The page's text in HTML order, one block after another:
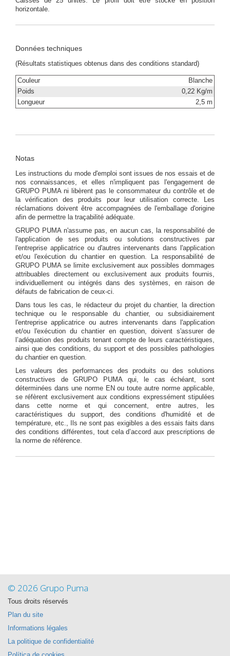
horizontale.
Données techniques
(Résultats statistiques obtenus dans des conditions standard)
Couleur
Blanche
Poids
0,22 Kg/m
Longueur
2,5 m
Notas
Les instructions du mode d'emploi sont issues de nos essais et de
nos connaissances, et elles n'impliquent pas l'engagement de
GRUPO PUMA ni libèrent pas le consommateur du contrôle et de
la vérification des produits pour leur utilisation correcte. Les
réclamations doivent être accompagnées de l'emballage d'origine
afin de permettre la traçabilité adéquate.
GRUPO PUMA n'assume pas, en aucun cas, la responsabilité de
l'application de ses produits ou solutions constructives par
l'entreprise applicatrice ou d'autres intervenants dans l'application
et/ou l'exécution du chantier en question. La responsabilité de
GRUPO PUMA se limite exclusivement aux possibles dommages
attribuables directement ou exclusivement aux produits fournis,
individuellement ou intégrés dans des systèmes, en raison de
défauts de fabrication de ceux-ci.
Dans tous les cas, le rédacteur du projet du chantier, la direction
technique ou le responsable du chantier, ou subsidiairement
l'entreprise applicatrice ou autres intervenants dans l'application
et/ou l'exécution du chantier en question, doivent s'assurer de
l’adéquation des produits tenant compte de leurs caractéristiques,
ainsi que des conditions, du support et des possibles pathologies
du chantier en question.
Les valeurs des performances des produits ou des solutions
constructives de GRUPO PUMA qui, le cas échéant, sont
déterminées dans une norme EN ou toute autre norme applicable,
se réfèrent exclusivement aux conditions expressément stipulées
dans cette norme et qui concernent, entre autres, les
caractéristiques du support, des conditions d'humidité et de
température, etc., Ils ne sont pas exigibles a des essais faits dans
des conditions différentes, tout cela d’accord aux prescriptions de
la norme de référence.
© 2026 Grupo Puma
Tous droits réservés
Plan du site
Informations légales
La politique de confidentialité